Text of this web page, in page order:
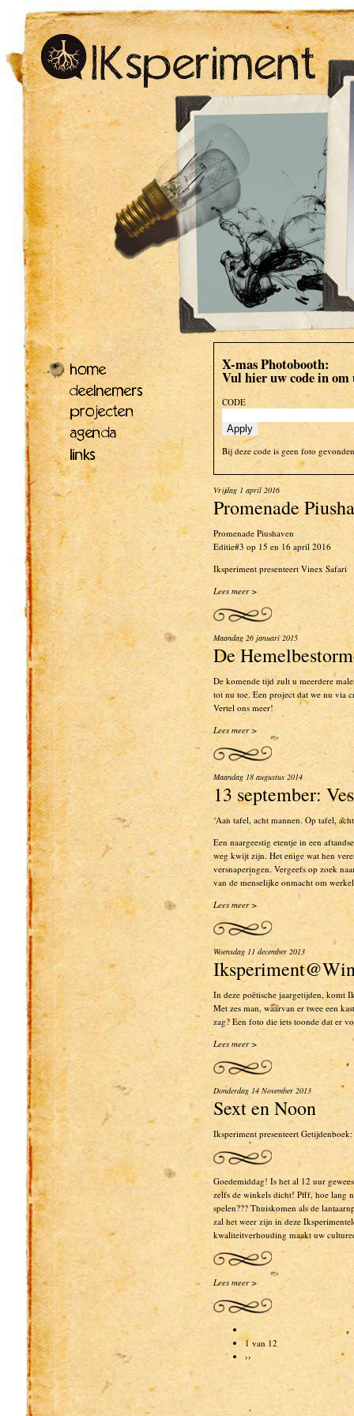
X-mas Photobooth:
Vul hier uw code in
CODE
Bij deze code is geen foto
Vrijdag 1 april 2016
Promenade
Promenade Piushaven
Editie#3 op 15 en 16 april 2016
Iksperiment presenteert Vinex Safari
Lees meer >
Maandag 26 januari 2015
De
De komende tijd zult u meerdere
tot nu toe. Een project dat we nu via
Vertel ons meer!
Lees meer >
Maandag 18 augustus 2014
13 september:
‘Aan tafel, acht mannen. Op tafel,
Een naargeestig etentje in een
weg kwijt zijn. Het enige wat hen
versnaperingen. Vergeefs op zoek
van de menselijke onmacht om
Lees meer >
Woensdag 11 december 2013
In deze poëtische jaargetijden, komt
Met zes man, waarvan er twee een
zag? Een foto die iets toonde dat er
Lees meer >
Donderdag 14 November 2013
Sext en Noon
Iksperiment presenteert
Goedemiddag! Is het al 12 uur
zelfs de winkels dicht! Pfff, hoe lang
spelen??? Thuiskomen als de
zal het weer zijn in deze
kwaliteitverhouding maakt uw
Lees meer >
1 van 12
››